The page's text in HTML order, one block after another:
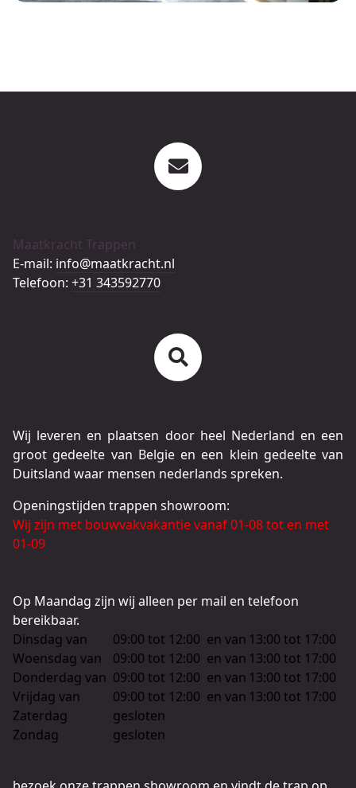
Maatkracht Trappen
E-mail: info@maatkracht.nl
Telefoon: +31 343592770
Wij leveren en plaatsen door heel Nederland en een
groot gedeelte van Belgie en een klein gedeelte van
Duitsland waar mensen nederlands spreken.
Openingstijden trappen showroom:
Wij zijn met bouwvakvakantie vanaf 01-08 tot en met
01-09
Op Maandag zijn wij alleen per mail en telefoon
bereikbaar.
Dinsdag van
09:00 tot 12:00 en van 13:00 tot 17:00
Woensdag van
09:00 tot 12:00 en van 13:00 tot 17:00
Donderdag van 09:00 tot 12:00 en van 13:00 tot 17:00
Vrijdag van
09:00 tot 12:00 en van 13:00 tot 17:00
Zaterdag
gesloten
Zondag
gesloten